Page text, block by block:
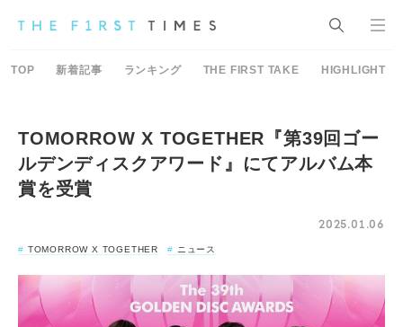
TOP 新着記事 ランキング THE FIRST TAKE HIGHLIGHT
TOMORROW X TOGETHER『第39回ゴー
ルデンディスクアワード』にてアルバム本
賞を受賞
2025.01.06
TOMORROW X TOGETHER ニュース